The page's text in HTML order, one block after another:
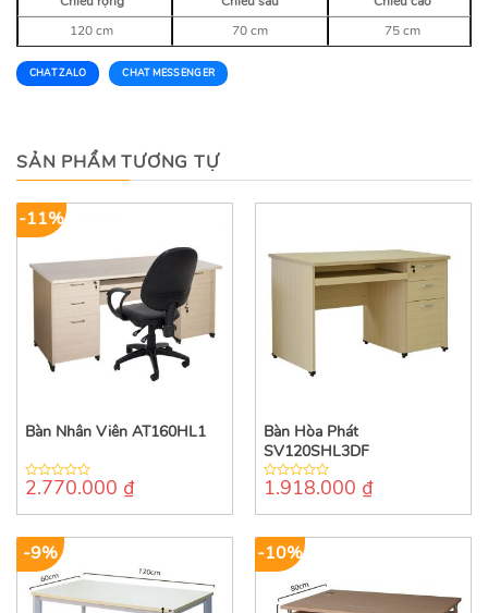
120 cm
70 cm 75 cm
CHAT ZALO CHAT MESSENGER
SẢN PHẨM TƯƠNG TỰ
-11%
Bàn Nhân Viên AT160HL1
0
of
2.770.000 ₫
Bàn Hòa Phát
SV120SHL3DF
0
of
1.918.000 ₫
-9% -10%